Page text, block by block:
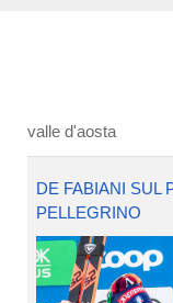
valle d'aosta
DE FABIANI SUL
PELLEGRINO